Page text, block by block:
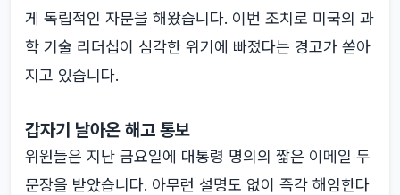
게 독립적인 자문을 해왔습니다. 이번 조치로 미국의 과
학 기술 리더십이 심각한 위기에 빠졌다는 경고가 쏟아
지고 있습니다.
갑자기 날아온 해고 통보
위원들은 지난 금요일에 대통령 명의의 짧은 이메일 두
문장을 받았습니다. 아무런 설명도 없이 즉각 해임한다